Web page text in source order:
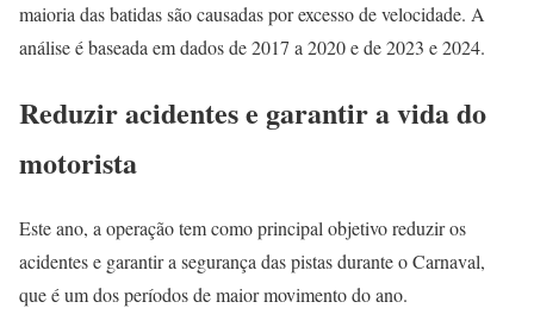
maioria das batidas são causadas por excesso de velocidade. A
análise é baseada em dados de 2017 a 2020 e de 2023 e 2024.
Reduzir acidentes e garantir a vida do
motorista
Este ano, a operação tem como principal objetivo reduzir os
acidentes e garantir a segurança das pistas durante o Carnaval,
que é um dos períodos de maior movimento do ano.